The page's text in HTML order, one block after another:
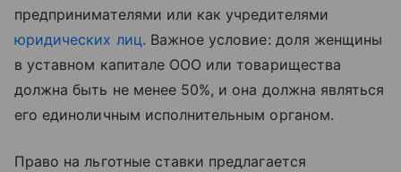
предпринимателями или как учредителями
юридических лиц. Важное условие: доля женщины
в уставном капитале ООО или товарищества
должна быть не менее 50%, и она должна являться
его единоличным исполнительным органом.
Право на льготные ставки предлагается